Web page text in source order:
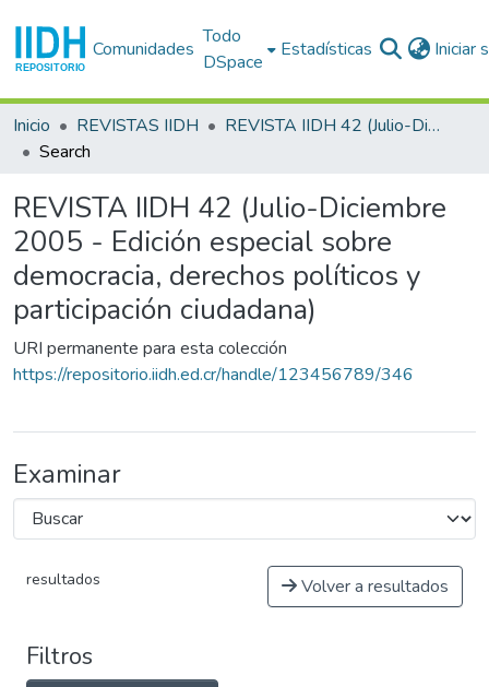
Comunidades
Todo
DSpace
Estadísticas Iniciar
Inicio REVISTAS IIDH
REVISTA IIDH 42 (Julio-Diciembre 2005 - Edición especial sobre democracia, derechos políticos y participación ciudadana)
Search
REVISTA IIDH 42 (Julio-Diciembre
2005 - Edición especial sobre
democracia, derechos políticos y
participación ciudadana)
URI permanente para esta colección
https://repositorio.iidh.ed.cr/handle/123456789/346
Examinar
resultados Volver a resultados
Filtros